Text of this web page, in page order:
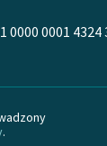
0000 0001 4324
.